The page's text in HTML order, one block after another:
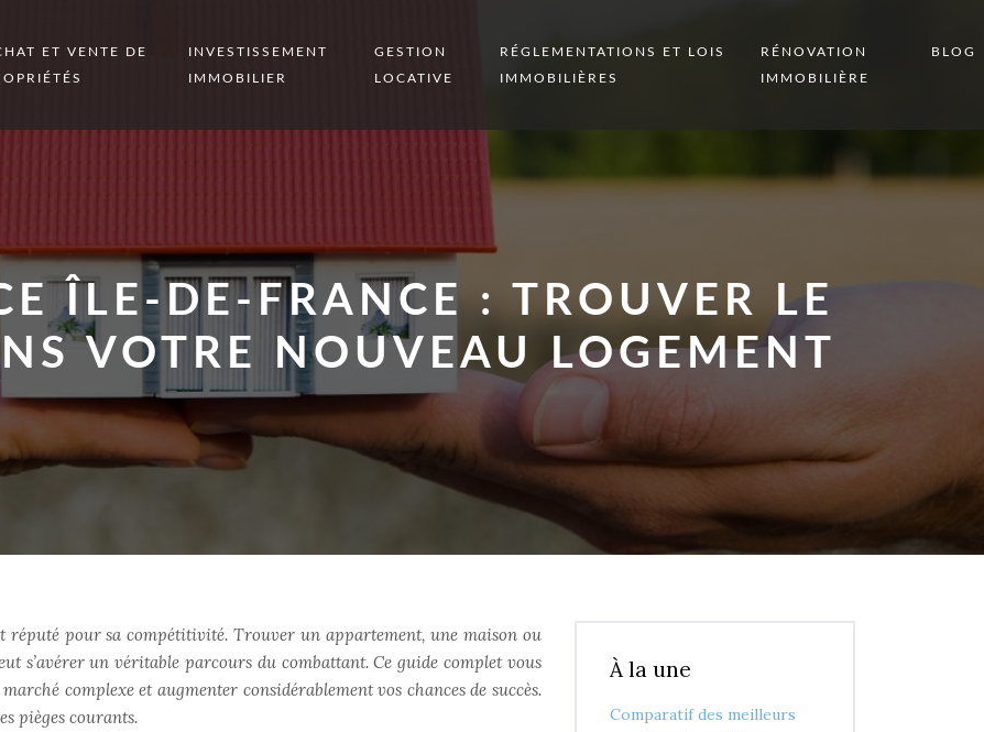
ET VENTE DE
INVESTISSEMENT
IMMOBILIER
GESTION
LOCATIVE
RÉGLEMENTATIONS ET LOIS
IMMOBILIÈRES
RÉNOVATION
IMMOBILIÈRE
BLOG
ÎLE-DE-FRANCE : TROUVER LE
VOTRE NOUVEAU LOGEMENT
pour sa compétitivité. Trouver un appartement, une maison ou
s’avérer un véritable parcours du combattant. Ce guide complet vous
complexe et augmenter considérablement vos chances de succès.
pièges courants.
À la une
Comparatif des meilleurs